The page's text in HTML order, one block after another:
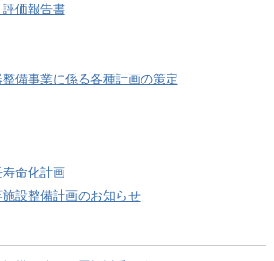
価報告書
備事業に係る各種計画の策定
命化計画
設整備計画のお知らせ